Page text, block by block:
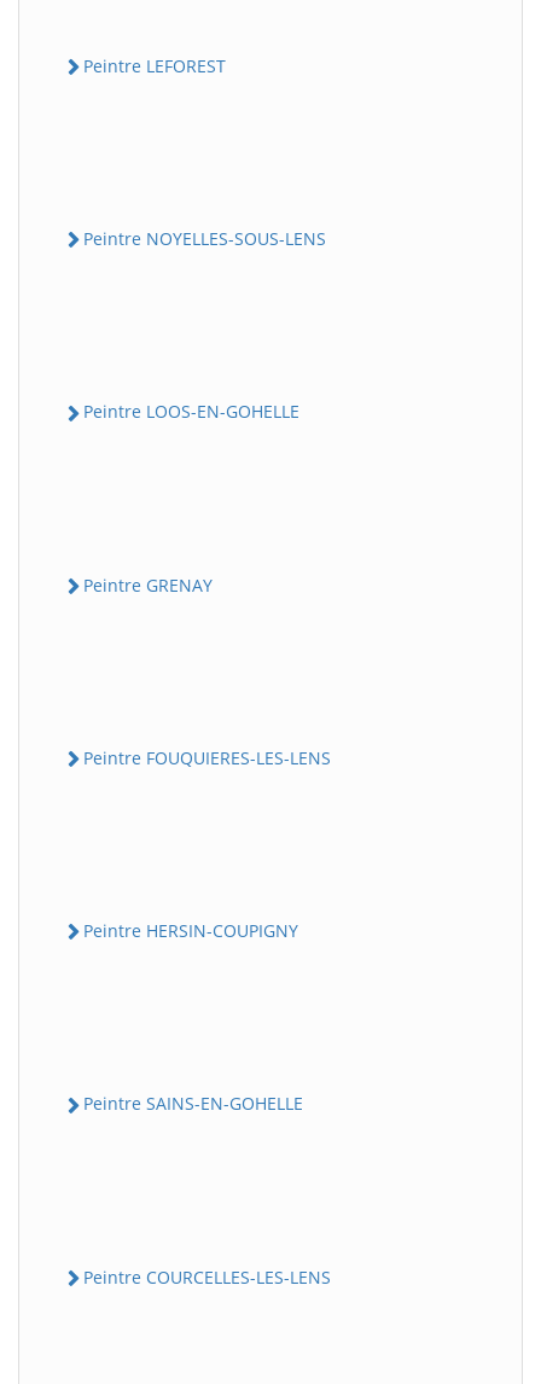
Peintre LEFOREST
Peintre NOYELLES-SOUS-LENS
Peintre LOOS-EN-GOHELLE
Peintre GRENAY
Peintre FOUQUIERES-LES-LENS
Peintre HERSIN-COUPIGNY
Peintre SAINS-EN-GOHELLE
Peintre COURCELLES-LES-LENS